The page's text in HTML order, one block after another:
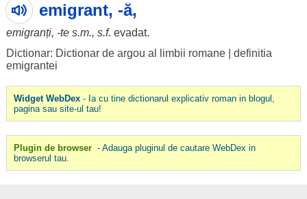
emigrant, -ă,
emigranți, -te s.m., s.f. evadat.
Dictionar: Dictionar de argou al limbii romane| definitia
emigrantei
Widget WebDex- Ia cu tine dictionarul explicativ roman in blogul,
pagina sau site-ul tau!
Plugin de browser - Adauga pluginul de cautare WebDex in
browserul tau.